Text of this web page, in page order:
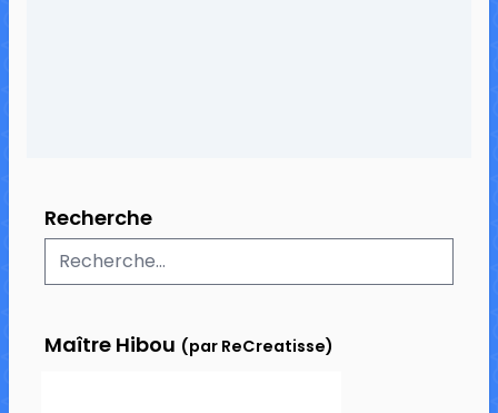
Recherche
Maître Hibou (par ReCreatisse)